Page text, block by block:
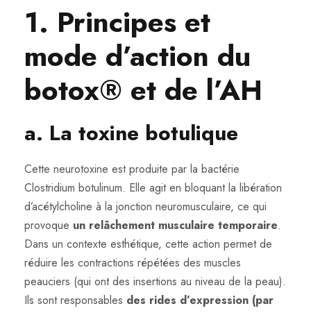
1. Principes et
mode d’action du
botox® et de l’AH
a. La toxine botulique
Cette neurotoxine est produite par la bactérie
Clostridium botulinum. Elle agit en bloquant la libération
d’acétylcholine à la jonction neuromusculaire, ce qui
provoque un relâchement musculaire temporaire.
Dans un contexte esthétique, cette action permet de
réduire les contractions répétées des muscles
peauciers (qui ont des insertions au niveau de la peau).
Ils sont responsables des rides d’expression (par